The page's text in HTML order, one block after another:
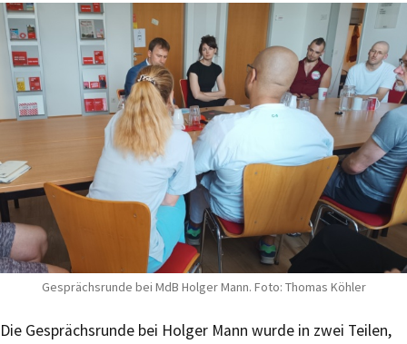
Gesprächsrunde bei MdB Holger Mann. Foto: Thomas Köhler
Die Gesprächsrunde bei Holger Mann wurde in zwei Teilen,